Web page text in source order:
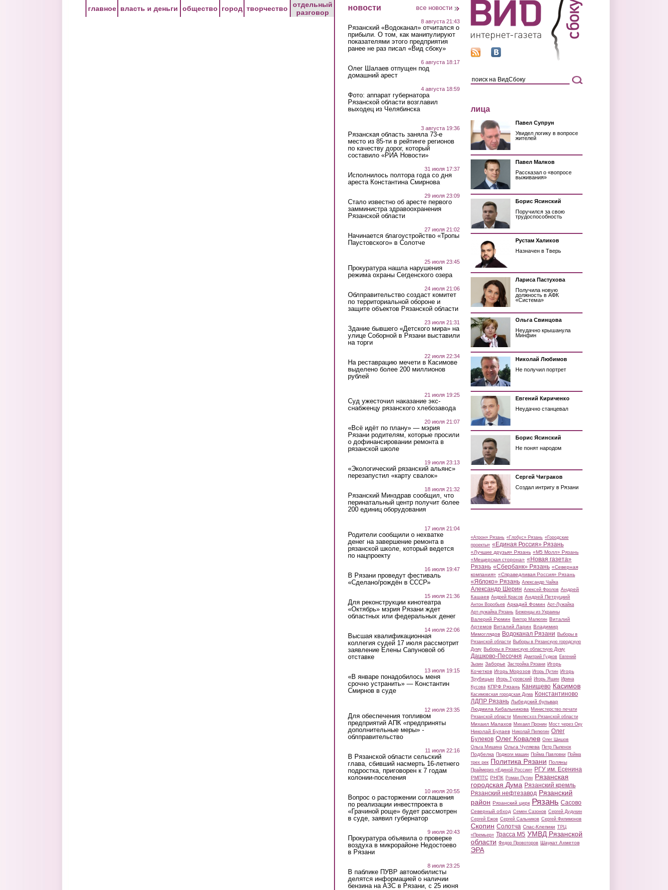
главное власть и деньги общество город творчество
отдельный
разговор
новости все новости
8 августа 21:43
Рязанский «Водоканал» отчитался о
прибыли. О том, как манипулируют
показателями этого предприятия
ранее не раз писал «Вид сбоку»
6 августа 18:17
Олег Шалаев отпущен под
домашний арест
4 августа 18:59
Фото: аппарат губернатора
Рязанской области возглавил
выходец из Челябинска
3 августа 19:36
Рязанская область заняла 73-е
место из 85-ти в рейтинге регионов
по качеству дорог, который
составило «РИА Новости»
31 июля 17:37
Исполнилось полтора года со дня
ареста Константина Смирнова
29 июля 23:09
Стало известно об аресте первого
замминистра здравоохранения
Рязанской области
27 июля 21:02
Начинается благоустройство «Тропы
Паустовского» в Солотче
25 июля 23:45
Прокуратура нашла нарушения
режима охраны Сегденского озера
24 июля 21:06
Облправительство создаст комитет
по территориальной обороне и
защите объектов Рязанской области
23 июля 21:31
Здание бывшего «Детского мира» на
улице Соборной в Рязани выставили
на торги
22 июля 22:34
На реставрацию мечети в Касимове
выделено более 200 миллионов
рублей
21 июля 19:25
Суд ужесточил наказание экс-
снабженцу рязанского хлебозавода
20 июля 21:07
«Всё идёт по плану» — мэрия
Рязани родителям, которые просили
о дофинансировании ремонта в
рязанской школе
19 июля 23:13
«Экологический рязанский альянс»
перезапустил «карту свалок»
18 июля 21:32
Рязанский Минздрав сообщил, что
перинатальный центр получит более
200 единиц оборудования
17 июля 21:04
Родители сообщили о нехватке
денег на завершение ремонта в
рязанской школе, который ведется
по нацпроекту
16 июля 19:47
В Рязани проведут фестиваль
«Сделано/рождён в СССР»
15 июля 21:36
Для реконструкции кинотеатра
«Октябрь» мэрия Рязани ждет
областных или федеральных денег
14 июля 22:06
Высшая квалификационная
коллегия судей 17 июля рассмотрит
заявление Елены Сапуновой об
отставке
13 июля 19:15
«В январе понадобилось меня
срочно устранить» — Константин
Смирнов в суде
12 июля 23:35
Для обеспечения топливом
предприятий АПК «предприняты
дополнительные меры» -
облправительство
11 июля 22:16
В Рязанской области сельский
глава, сбивший насмерть 16-летнего
подростка, приговорен к 7 годам
колонии-поселения
10 июля 20:55
Вопрос о расторжении соглашения
по реализации инвестпроекта в
«Грачиной роще» будет рассмотрен
в суде, заявил губернатор
9 июля 20:43
Прокуратура объявила о проверке
воздуха в микрорайоне Недостоево
в Рязани
8 июля 23:25
В паблике ПУВР автомобилисты
делятся информацией о наличии
бензина на АЗС в Рязани, с 25 июня
лица
Павел Супрун
Увидел логику в вопросе
жителей
Павел Малков
Рассказал о «вопросе
выживания»
Борис Ясинский
Поручился за свою
трудоспособность
Рустам Халиков
Назначен в Тверь
Лариса Пастухова
Получила новую
должность в АФК
«Система»
Ольга Свинцова
Неудачно крышанула
Минфин
Николай Любимов
Не получил портрет
Евгений Кириченко
Неудачно станцевал
Борис Ясинский
Не понят народом
Сергей Чиграков
Создал интригу в Рязани
«Атрон» Рязань «Глобус» Рязань «Городские
проекты» «Единая Россия» Рязань
«Лучшие друзья» Рязань «М5 Молл» Рязань
«Мещерская сторона» «Новая газета»
Рязань «Сбербанк» Рязань «Северная
компания» «Справедливая Россия» Рязань
«Яблоко» Рязань Александр Чайка
Александр Шерин Алексей Фролов Андрей
Кашаев Андрей Красов Андрей Петруцкий
Антон Воробьев Аркадий Фомин Арт-Лужайка
Арт-лужайка Рязань Беженцы из Украины
Валерий Рюмин Виктор Малюгин Виталий
Артемов Виталий Ларин Владимир
Мимоглядов Водоканал Рязани Выборы в
Рязанской области Выборы в Рязанскую городскую
Думу Выборы в Рязанскую областную Думу
Дашково-Песочня Дмитрий Гудков Евгений
Зызин Заборье Застройка Рязани Игорь
Кочетков Игорь Морозов Игорь Путин Игорь
Трубицын Игорь Туровский Игорь Яшин Ирина
Кусова КПРФ Рязань Канищево Касимов
Касимовская городская Дума Константиново
ЛДПР Рязань Лыбедский бульвар
Людмила Кибальникова Министерство печати
Рязанской области Минлесхоз Рязанской области
Михаил Малахов Михаил Пронин Мост через Оку
Николай Булаев Николай Пилюгин Олег
Булеков Олег Ковалев Олег Шишов
Ольга Мишина Ольга Чуляева Петр Пыленок
Подбелка Поджоги машин Пойма Павловки Пойма
трех рек Политика Рязани Поляны
Праймериз «Единой России» РГУ им. Есенина
РМПТС РНПК Роман Путин Рязанская
городская Дума Рязанский кремль
Рязанский нефтезавод Рязанский
район Рязанский цирк Рязань Сасово
Северный обход Семен Сазонов Сергей Дудукин
Сергей Ежов Сергей Сальников Сергей Филимонов
Скопин Солотча Спас-Клепики ТРЦ
«Премьер» Трасса М5 УМВД Рязанской
области Федор Провоторов Шаукат Ахметов
ЭРА